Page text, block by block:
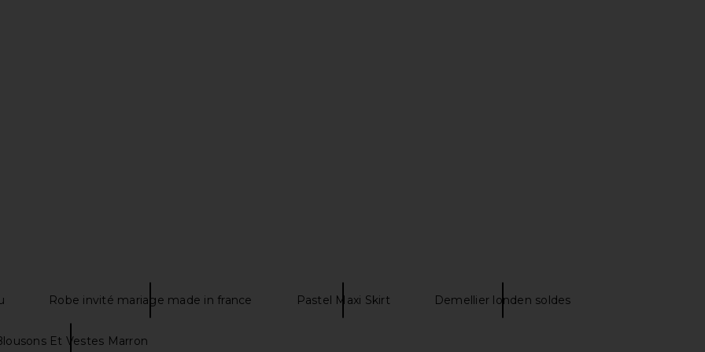
Robe invité mariage made in france Pastel Maxi Skirt Demellier londen soldes
Et Vestes Marron